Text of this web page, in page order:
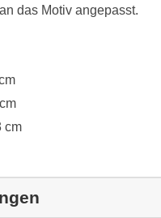
das Motiv angepasst.
cm
cm